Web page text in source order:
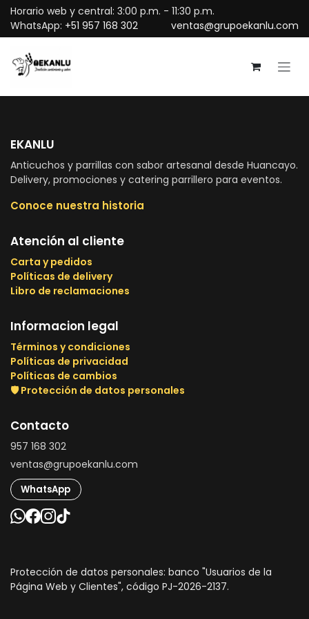
Ir al contenido
Horario web y central: 3:00 p.m. - 11:30 p.m.
WhatsApp: +51 957 168 302 ventas@grupoekanlu.com
EKANLU
Anticuchos y parrillas con sabor artesanal desde Huancayo.
Delivery, promociones y catering parrillero para eventos.
Conoce nuestra historia
Atención al cliente
Carta y pedidos
Políticas de delivery
Libro de reclamaciones
Informacion legal
Términos y condiciones
Políticas de privacidad
Políticas de cambios
🛡️ Protección de datos personales
Contacto
957 168 302
ventas@grupoekanlu.com
WhatsApp
Protección de datos personales: banco "Usuarios de la
Página Web y Clientes", código PJ-2026-2137.